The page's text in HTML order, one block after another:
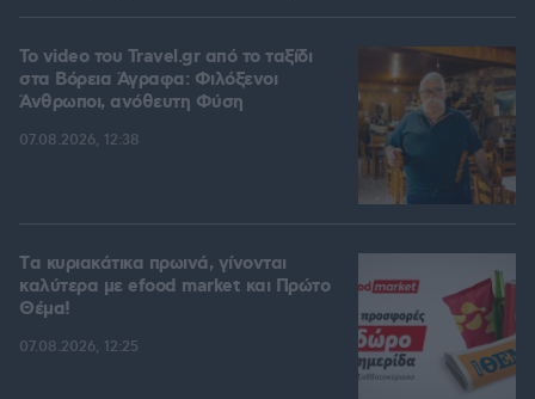
To video του Travel.gr από το ταξίδι
στα Βόρεια Άγραφα: Φιλόξενοι
Άνθρωποι, ανόθευτη Φύση
07.08.2026, 12:38
Tα κυριακάτικα πρωινά, γίνονται
καλύτερα με efood market και Πρώτο
Θέμα!
07.08.2026, 12:25